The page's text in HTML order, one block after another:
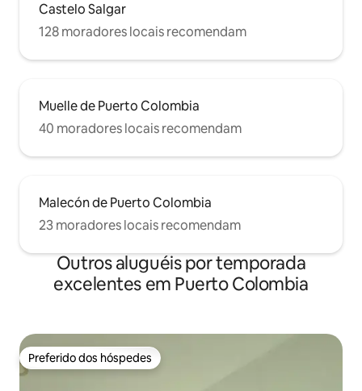
Castelo Salgar
128 moradores locais recomendam
Muelle de Puerto Colombia
40 moradores locais recomendam
Malecón de Puerto Colombia
23 moradores locais recomendam
Outros aluguéis por temporada
excelentes em Puerto Colombia
Preferido dos hóspedes
Preferido dos hóspedes